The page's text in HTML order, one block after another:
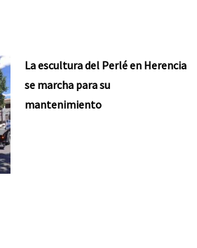
La escultura del Perlé en Herencia
se marcha para su
mantenimiento